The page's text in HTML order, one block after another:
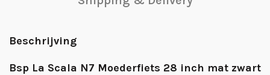
Beschrijving
Bsp La Scala N7 Moederfiets 28 inch mat zwart